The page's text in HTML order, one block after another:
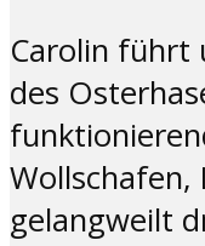
Carolin führt
des
gelangweilt